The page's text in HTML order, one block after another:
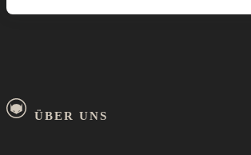
ÜBER UNS